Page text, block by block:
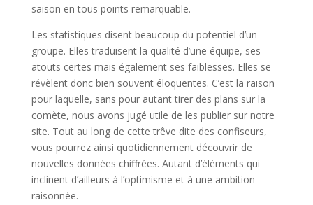
saison en tous points remarquable.
Les statistiques disent beaucoup du potentiel d’un
groupe. Elles traduisent la qualité d’une équipe, ses
atouts certes mais également ses faiblesses. Elles se
révèlent donc bien souvent éloquentes. C’est la raison
pour laquelle, sans pour autant tirer des plans sur la
comète, nous avons jugé utile de les publier sur notre
site. Tout au long de cette trêve dite des confiseurs,
vous pourrez ainsi quotidiennement découvrir de
nouvelles données chiffrées. Autant d’éléments qui
inclinent d’ailleurs à l’optimisme et à une ambition
raisonnée.